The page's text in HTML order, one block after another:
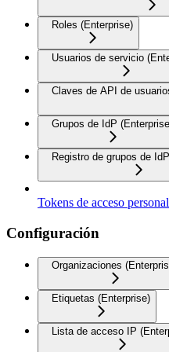
Roles (Enterprise)
Usuarios de servicio
Claves de API de
Grupos de IdP
Registro de grupos de
Tokens de acceso personal
Configuración
Organizaciones
Etiquetas (Enterprise)
Lista de acceso IP